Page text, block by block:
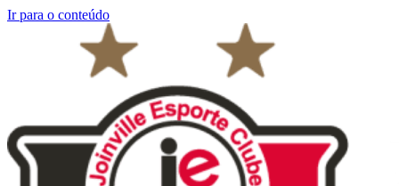
Ir para o conteúdo